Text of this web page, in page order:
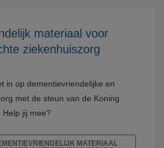
materiaal voor
ziekenhuiszorg
in op dementievriendelijke en
met de steun van de Koning
Help jij mee?
MATERIAAL